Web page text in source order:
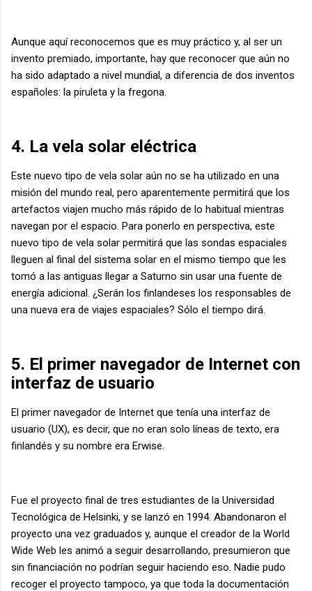
Aunque aquí reconocemos que es muy práctico y, al ser un
invento premiado, importante, hay que reconocer que aún no
ha sido adaptado a nivel mundial, a diferencia de dos inventos
españoles: la piruleta y la fregona.
4. La vela solar eléctrica
Este nuevo tipo de vela solar aún no se ha utilizado en una
misión del mundo real, pero aparentemente permitirá que los
artefactos viajen mucho más rápido de lo habitual mientras
navegan por el espacio. Para ponerlo en perspectiva, este
nuevo tipo de vela solar permitirá que las sondas espaciales
lleguen al final del sistema solar en el mismo tiempo que les
tomó a las antiguas llegar a Saturno sin usar una fuente de
energía adicional. ¿Serán los finlandeses los responsables de
una nueva era de viajes espaciales? Sólo el tiempo dirá.
5. El primer navegador de Internet con
interfaz de usuario
El primer navegador de Internet que tenía una interfaz de
usuario (UX), es decir, que no eran solo líneas de texto, era
finlandés y su nombre era Erwise.
Fue el proyecto final de tres estudiantes de la Universidad
Tecnológica de Helsinki, y se lanzó en 1994. Abandonaron el
proyecto una vez graduados y, aunque el creador de la World
Wide Web les animó a seguir desarrollando, presumieron que
sin financiación no podrían seguir haciendo eso. Nadie pudo
recoger el proyecto tampoco, ya que toda la documentación